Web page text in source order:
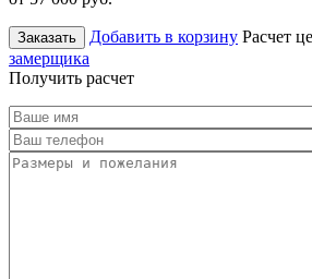
Заказать Добавить в корзину Расчет
замерщика
Получить расчет